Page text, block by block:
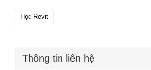
Học Revit
Thông tin liên hệ